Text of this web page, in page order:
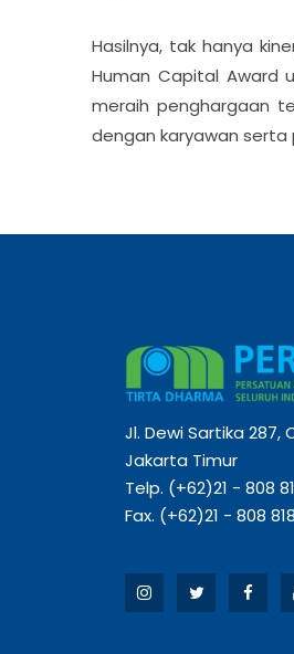
Hasilnya, tak hanya
Human Capital Award
meraih penghargaan
dengan karyawan serta
Jl. Dewi Sartika 287,
Jakarta Timur
Telp. (+62)21 - 808
Fax. (+62)21 - 808